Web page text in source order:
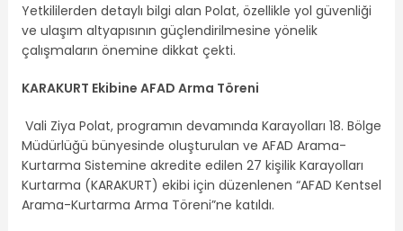
Yetkililerden detaylı bilgi alan Polat, özellikle yol güvenliği
ve ulaşım altyapısının güçlendirilmesine yönelik
çalışmaların önemine dikkat çekti.
KARAKURT Ekibine AFAD Arma Töreni
Vali Ziya Polat, programın devamında Karayolları 18. Bölge
Müdürlüğü bünyesinde oluşturulan ve AFAD Arama-
Kurtarma Sistemine akredite edilen 27 kişilik Karayolları
Kurtarma (KARAKURT) ekibi için düzenlenen “AFAD Kentsel
Arama-Kurtarma Arma Töreni”ne katıldı.